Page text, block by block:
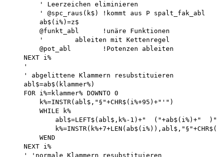
        ' Leerzeichen eliminieren
        ' @spc_raus(k$) !kommt aus P spalt_fak_abl
        ab$(i%)=z$
        @funkt_abl      !unäre Funktionen
        '        ableiten mit Kettenregel
        @pot_abl        !Potenzen ableiten
    NEXT i%
    '
    ' abgelittene Klammern resubstituieren
    abl$=ab$(klammer%)
    FOR i%=klammer% DOWNTO 0
        k%=INSTR(abl$,"§"+CHR$(i%+95)+"'")
        WHILE k%
abl$=LEFT$(abl$,k%-1)+"  ("+ab$(i%)+"
        WEND
    NEXT i%
    ' 'normale Klammern resubstituieren